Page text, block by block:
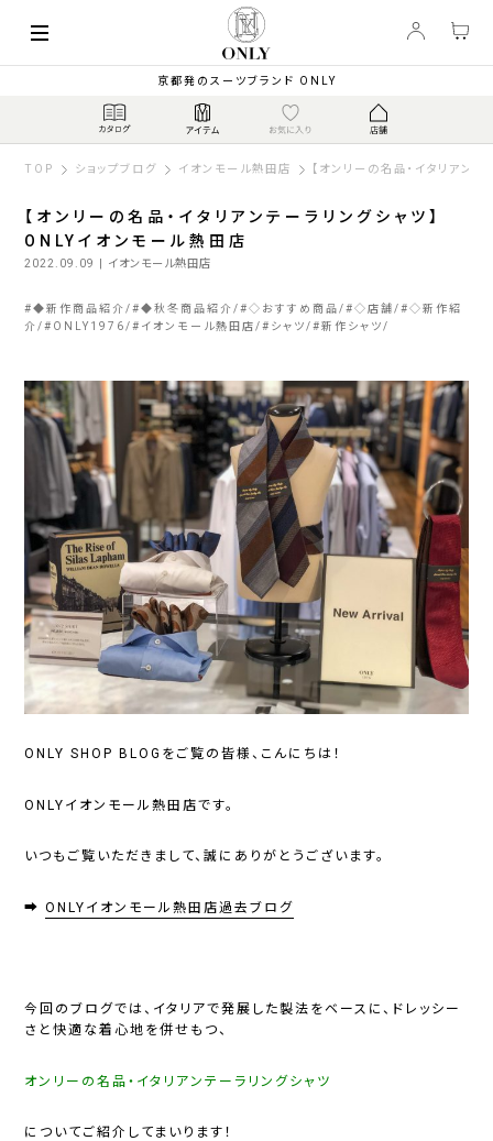
京都発のスーツブランド ONLY
TOP ショップブログ イオンモール熱田店 【オンリーの名品・イタリアン
【オンリーの名品・イタリアンテーラリングシャツ】
ONLYイオンモール熱田店
2022.09.09 | イオンモール熱田店
#◆新作商品紹介 #◆秋冬商品紹介 #◇おすすめ商品 #◇店舗 #◇新作紹
介 # ONLY1976 # イオンモール熱田店 # シャツ #新作シャツ
ONLY SHOP BLOGをご覧の皆様、こんにちは！
ONLYイオンモール熱田店です。
いつもご覧いただきまして、誠にありがとうございます。
➡ONLYイオンモール熱田店過去ブログ
今回のブログでは、イタリアで発展した製法をベースに、ドレッシー
さと快適な着心地を併せもつ、
オンリーの名品・イタリアンテーラリングシャツ
についてご紹介してまいります！